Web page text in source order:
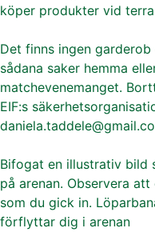
köper produkter vid
Det finns ingen
sådana saker hemma
matchevenemanget.
EIF:s
Bifogat en illustrativ bild
på arenan. Observera
som du gick in.
förflyttar dig i arenan